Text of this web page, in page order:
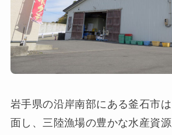
岩手県の沿岸南部にある釜石市
面し、三陸漁場の豊かな水産資